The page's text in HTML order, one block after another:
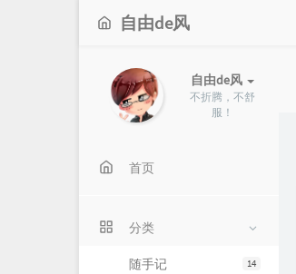
自由de风
自由de风
不折腾，不舒
服！
首页
分类
14
随手记